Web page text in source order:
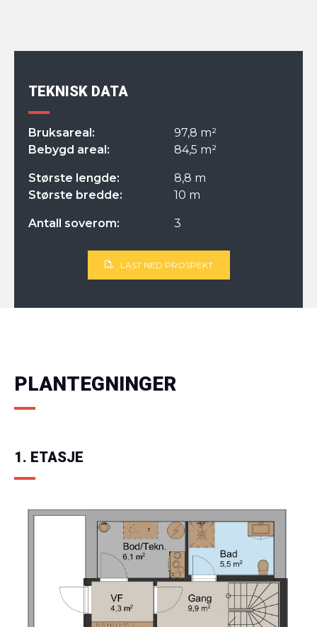
TEKNISK DATA
Bruksareal:
97,8 m²
Bebygd areal:
84,5 m²
Største lengde:
8,8 m
Største bredde:
10 m
Antall soverom: 3
LAST NED PROSPEKT
PLANTEGNINGER
1. ETASJE